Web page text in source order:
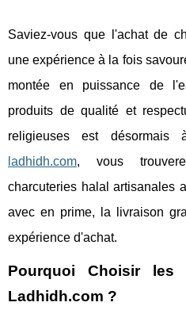
Saviez-vous que l'achat de
une expérience à la fois
montée en puissance de
produits de qualité et
religieuses est
ladhidh.com, vous
charcuteries halal artisanales
avec en prime, la livraison
expérience d'achat.
Pourquoi Choisir les
Ladhidh.com ?